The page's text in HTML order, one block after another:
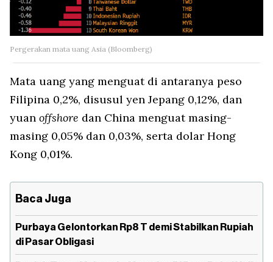
Pergerakan mata uang Asia (Bloomberg)
Mata uang yang menguat di antaranya peso
Filipina 0,2%, disusul yen Jepang 0,12%, dan
yuan offshore dan China menguat masing-
masing 0,05% dan 0,03%, serta dolar Hong
Kong 0,01%.
Baca Juga
Purbaya Gelontorkan Rp8 T demi Stabilkan Rupiah
di Pasar Obligasi